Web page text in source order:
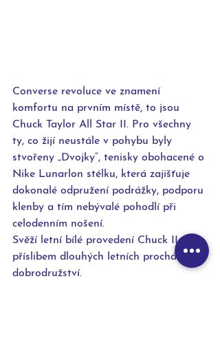
Converse revoluce ve znamení
komfortu na prvním místě, to jsou
Chuck Taylor All Star II. Pro všechny
ty, co žijí neustále v pohybu byly
stvořeny „Dvojky“, tenisky obohacené o
Nike Lunarlon stélku, která zajišťuje
dokonalé odpružení podrážky, podporu
klenby a tím nebývalé pohodlí při
celodenním nošení.
Svěží letní bílé provedení Chuck II je
příslibem dlouhých letních procházek a
dobrodružství.